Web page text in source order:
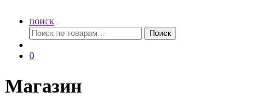
поиск
Искать:
Поиск
0
Магазин